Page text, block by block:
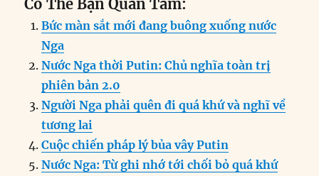
c
e
b
o
o
k
k
e
d
I
n
ai
l
ss
e
n
er
at
s
A
p
g
r
m
n
t
a
re
Có Thể Bạn Quan Tâm:
Bức màn sắt mới đang buông xuống nước
Nga
Nước Nga thời Putin: Chủ nghĩa toàn trị
phiên bản 2.0
Người Nga phải quên đi quá khứ và nghĩ về
tương lai
Cuộc chiến pháp lý bủa vây Putin
Nước Nga: Từ ghi nhớ tới chối bỏ quá khứ